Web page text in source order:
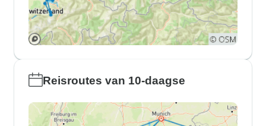
Reisroutes van 10-daagse